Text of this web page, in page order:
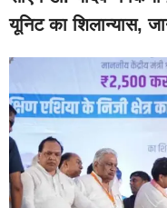
यूनिट का शिलान्यास,